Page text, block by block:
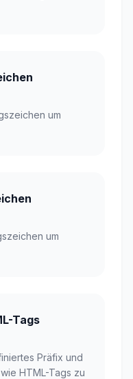
um
um
Tags
Präfix und
HTML-Tags zu